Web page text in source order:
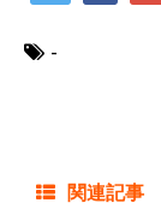
-
関連記事